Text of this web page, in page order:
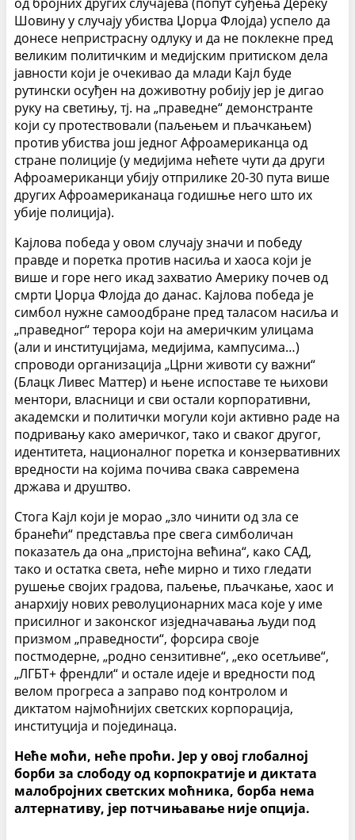
Шовину у случају убиства Џорџа Флојда) успело да
донесе непристрасну одлуку и да не поклекне пред
великим политичким и медијским притиском дела
јавности који је очекивао да млади Кајл буде
рутински осуђен на доживотну робију јер је дигао
руку на светињу, тј. на „праведне“ демонстранте
који су протествовали (паљењем и пљачкањем)
против убиства још једног Афроамериканца од
стране полиције (у медијима нећете чути да други
Афроамериканци убију отприлике 20-30 пута више
других Афроамериканаца годишње него што их
убије полиција).
Кајлова победа у овом случају значи и победу
правде и поретка против насиља и хаоса који је
више и горе него икад захватио Америку почев од
смрти Џорџа Флојда до данас. Кајлова победа је
симбол нужне самоодбране пред таласом насиља и
„праведног“ терора који на америчким улицама
(али и институцијама, медијима, кампусима…)
спроводи организација „Црни животи су важни“
(Блацк Ливес Маттер) и њене испоставе те њихови
ментори, власници и сви остали корпоративни,
академски и политички могули који активно раде на
подривању како америчког, тако и сваког другог,
идентитета, националног поретка и конзервативних
вредности на којима почива свака савремена
држава и друштво.
Стога Кајл који је морао „зло чинити од зла се
бранећи“ представља пре свега симболичан
показатељ да она „пристојна већина“, како САД,
тако и остатка света, неће мирно и тихо гледати
рушење својих градова, паљење, пљачкање, хаос и
анархију нових револуционарних маса које у име
присилног и законског изједначавања људи под
призмом „праведности“, форсира своје
постмодерне, „родно сензитивне“, „еко осетљиве“,
„ЛГБТ+ френдли“ и остале идеје и вредности под
велом прогреса а заправо под контролом и
диктатом најмоћнијих светских корпорација,
институција и појединаца.
Неће моћи, неће проћи. Јер у овој глобалној
борби за слободу од корпократије и диктата
малобројних светских моћника, борба нема
алтернативу, јер потчињавање није опција.